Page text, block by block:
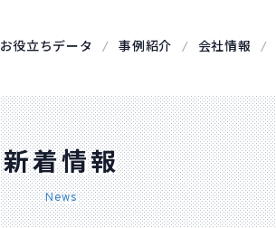
お役立ちデータ 事例紹介 会社情報
新着情報
News